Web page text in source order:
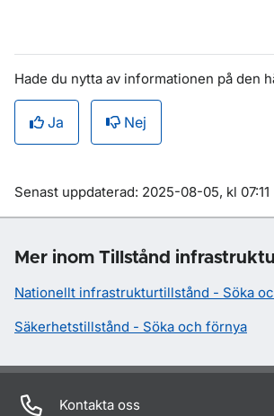
Hade du nytta av informationen på den
Ja Nej
Om sidan
Senast uppdaterad: 2025-08-05, kl 07:11
Mer inom Tillstånd
Nationellt infrastrukturtillstånd - Söka
Säkerhetstillstånd - Söka och förnya
Kontakta oss